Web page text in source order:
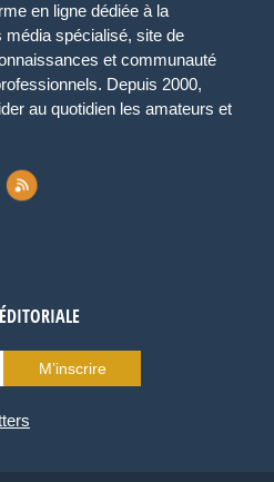
en ligne dédiée à la
média spécialisé, site de
et communauté
Depuis 2000,
au quotidien les amateurs et
M’inscrire